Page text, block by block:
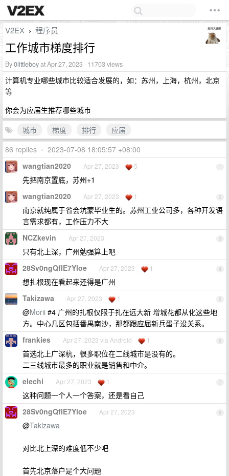
V2EX › 程序员
工作城市梯度排行
By0littleboyat Apr 27, 2023 · 11703 views
计算机专业哪些城市比较适合发展的，如：苏州，上海，杭州，北京
等
你会为应届生推荐哪些城市
城市
梯度 排行
应届
86 replies • 2023-07-08 18:05:57 +08:00
1
wangtian2020 Apr 27, 2023 5
先把南京置底，苏州+1
2
wangtian2020 Apr 27, 2023 1
南京就纯属于省会坑蒙毕业生的。苏州工业公司多，各种开发语
言需求都有，工作压力不大
3
NCZkevin Apr 27, 2023
只有北上深，广州勉强算上吧
4
28Sv0ngQfIE7Yloe Apr 27, 2023 1
想扎根现在看起来还得是广州
5
Takizawa Apr 27, 2023 1
@Morii #4 广州的扎根仅限于扎在远大新 增城花都从化这些地
方。中心几区包括番禺南沙，那都跟应届新兵蛋子没关系。
6
frankies Apr 27, 2023 via Android 1
首选北上广深杭，很多职位在二线城市是没有的。
二三线城市最多的职业就是销售和中介。
7
elechi Apr 27, 2023 1
这种问题一个人一个答案，还是看自己
8
28Sv0ngQfIE7Yloe Apr 27, 2023
@Takizawa
对比北上深的难度低不少吧
首先北京落户是个大问题